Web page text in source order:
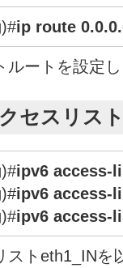
ip route
ートを設定し
セスリス
ipv6 access-
ipv6 access-
ipv6 access-
ストeth1_INを